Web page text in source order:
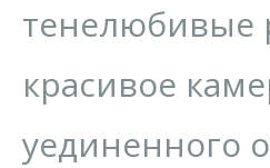
тенелюбивые
красивое
уединенного